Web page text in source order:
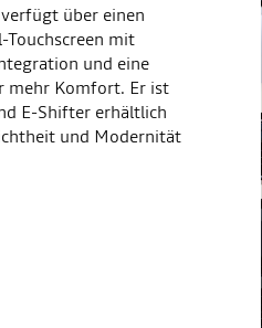
über einen
Touchscreen mit
und eine
mehr Komfort. Er ist
E-Shifter erhältlich
und Modernität